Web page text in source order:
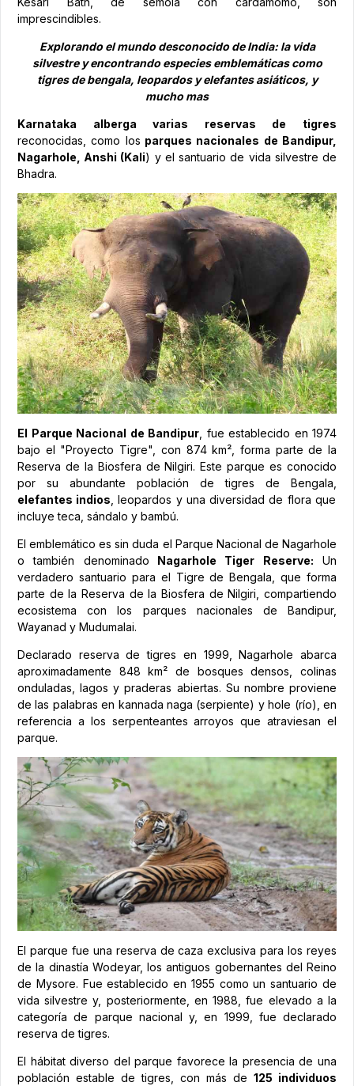
imprescindibles.
Explorando el mundo desconocido de India: la vida
silvestre y encontrando especies emblemáticas como
tigres de bengala, leopardos y elefantes asiáticos, y
mucho mas
Karnataka alberga varias reservas de tigres
reconocidas, como los parques nacionales de Bandipur,
Nagarhole, Anshi (Kali) y el santuario de vida silvestre de
Bhadra.
El Parque Nacional de Bandipur , fue establecido en 1974
bajo el "Proyecto Tigre", con 874 km², forma parte de la
Reserva de la Biosfera de Nilgiri. Este parque es conocido
por su abundante población de tigres de Bengala,
elefantes indios , leopardos y una diversidad de flora que
incluye teca, sándalo y bambú.
El emblemático es sin duda el Parque Nacional de Nagarhole
o también denominado Nagarhole Tiger Reserve: Un
verdadero santuario para el Tigre de Bengala, que forma
parte de la Reserva de la Biosfera de Nilgiri, compartiendo
ecosistema con los parques nacionales de Bandipur,
Wayanad y Mudumalai.
Declarado reserva de tigres en 1999, Nagarhole abarca
aproximadamente 848 km² de bosques densos, colinas
onduladas, lagos y praderas abiertas. Su nombre proviene
de las palabras en kannada naga (serpiente) y hole (río), en
referencia a los serpenteantes arroyos que atraviesan el
parque.
El parque fue una reserva de caza exclusiva para los reyes
de la dinastía Wodeyar, los antiguos gobernantes del Reino
de Mysore. Fue establecido en 1955 como un santuario de
vida silvestre y, posteriormente, en 1988, fue elevado a la
categoría de parque nacional y, en 1999, fue declarado
reserva de tigres.
El hábitat diverso del parque favorece la presencia de una
población estable de tigres, con más de 125 individuos